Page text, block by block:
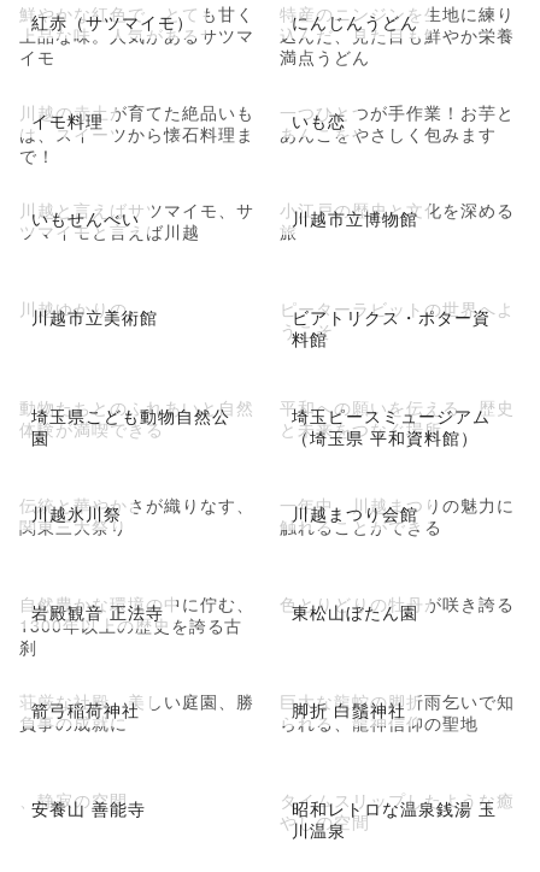
紅赤（サツマイモ）
鮮やかな紅色で、とても甘く
上品な味。人気があるサツマ
イモ
にんじんうどん
特産のニンジンを生地に練り
込んだ、見た目も鮮やか栄養
満点うどん
イモ料理
川越の赤土が育てた絶品いも
は、スイーツから懐石料理ま
で！
いも恋
一つひとつが手作業！お芋と
あんこをやさしく包みます
いもせんべい
川越と言えばサツマイモ、サ
ツマイモと言えば川越
川越市立博物館
小江戸の歴史と文化を深める
旅
川越市立美術館
川越ゆかりの
ビアトリクス・ポター資
料館
ピーターラビットの世界へよ
うこそ
埼玉県こども動物自然公
園
動物たちとのふれあいと自然
体験が満喫できる
埼玉ピースミュージアム
（埼玉県 平和資料館）
平和への願いを伝える、歴史
と未来をつなぐ場所
川越氷川祭
伝統と華やかさが織りなす、
関東三大祭り
川越まつり会館
一年中、川越まつりの魅力に
触れることができる
岩殿観音 正法寺
自然豊かな環境の中に佇む、
1300年以上の歴史を誇る古
刹
東松山ぼたん園
色とりどりの牡丹が咲き誇る
箭弓稲荷神社
荘厳な社殿、美しい庭園、勝
負事の成就に
脚折 白鬚神社
巨大な龍蛇の脚折雨乞いで知
られる、龍神信仰の聖地
安養山 善能寺
、静寂の空間
昭和レトロな温泉銭湯 玉
川温泉
タイムスリップしたような癒
やしの空間